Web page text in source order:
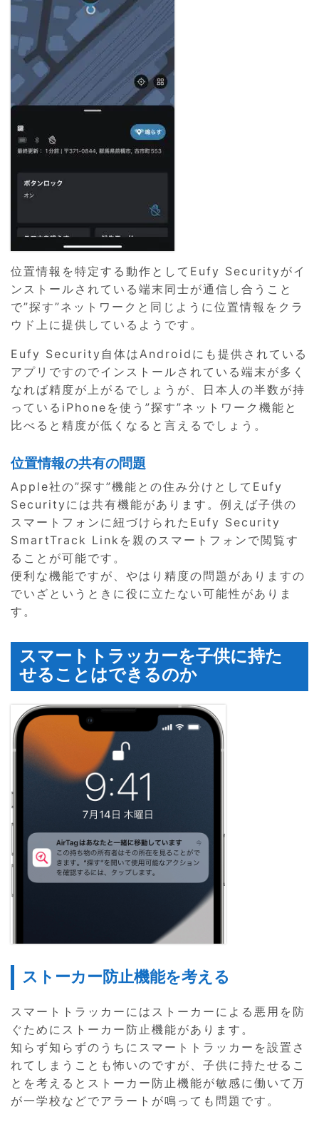
位置情報を特定する動作としてEufy Securityがイ
ンストールされている端末同士が通信し合うこと
で”探す”ネットワークと同じように位置情報をクラ
ウド上に提供しているようです。
Eufy Security自体はAndroidにも提供されている
アプリですのでインストールされている端末が多く
なれば精度が上がるでしょうが、日本人の半数が持
っているiPhoneを使う”探す”ネットワーク機能と
比べると精度が低くなると言えるでしょう。
位置情報の共有の問題
Apple社の”探す”機能との住み分けとしてEufy
Securityには共有機能があります。例えば子供の
スマートフォンに紐づけられたEufy Security
SmartTrack Linkを親のスマートフォンで閲覧す
ることが可能です。
便利な機能ですが、やはり精度の問題がありますの
でいざというときに役に立たない可能性がありま
す。
スマートトラッカーを子供に持た
せることはできるのか
ストーカー防止機能を考える
スマートトラッカーにはストーカーによる悪用を防
ぐためにストーカー防止機能があります。
知らず知らずのうちにスマートトラッカーを設置さ
れてしまうことも怖いのですが、子供に持たせるこ
とを考えるとストーカー防止機能が敏感に働いて万
が一学校などでアラートが鳴っても問題です。